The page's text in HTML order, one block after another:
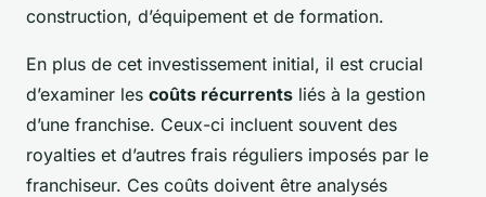
construction, d’équipement et de formation.
En plus de cet investissement initial, il est crucial
d’examiner les coûts récurrents liés à la gestion
d’une franchise. Ceux-ci incluent souvent des
royalties et d’autres frais réguliers imposés par le
franchiseur. Ces coûts doivent être analysés